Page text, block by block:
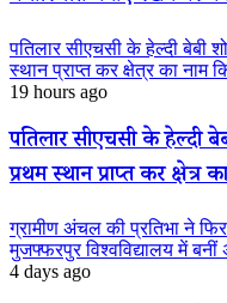
पतिलार सीएचसी के हेल्दी बेबी
स्थान प्राप्त कर क्षेत्र का नाम
19 hours ago
पतिलार सीएचसी के हेल्दी
प्रथम स्थान प्राप्त कर क्षेत्र
ग्रामीण अंचल की प्रतिभा ने फिर
मुजफ्फरपुर विश्वविद्यालय में
4 days ago